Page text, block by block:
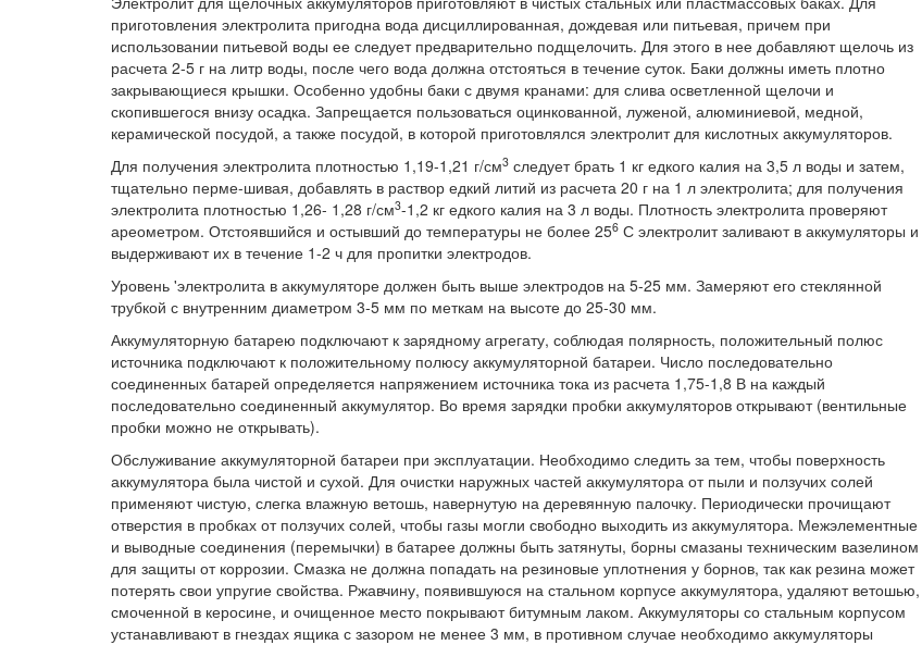
приготовления электролита пригодна вода дисциллированная, дождевая или питьевая, причем при
использовании питьевой воды ее следует предварительно подщелочить. Для этого в нее добавляют щелочь из
расчета 2-5 г на литр воды, после чего вода должна отстояться в течение суток. Баки должны иметь плотно
закрывающиеся крышки. Особенно удобны баки с двумя кранами: для слива осветленной щелочи и
скопившегося внизу осадка. Запрещается пользоваться оцинкованной, луженой, алюминиевой, медной,
керамической посудой, а также посудой, в которой приготовлялся электролит для кислотных аккумуляторов.
Для получения электролита плотностью 1,19-1,21 г/см3 следует брать 1 кг едкого калия на 3,5 л воды и затем,
тщательно перме-шивая, добавлять в раствор едкий литий из расчета 20 г на 1 л электролита; для получения
электролита плотностью 1,26- 1,28 г/см3-1,2 кг едкого калия на 3 л воды. Плотность электролита проверяют
ареометром. Отстоявшийся и остывший до температуры не более 256 С электролит заливают в аккумуляторы и
выдерживают их в течение 1-2 ч для пропитки электродов.
Уровень 'электролита в аккумуляторе должен быть выше электродов на 5-25 мм. Замеряют его стеклянной
трубкой с внутренним диаметром 3-5 мм по меткам на высоте до 25-30 мм.
Аккумуляторную батарею подключают к зарядному агрегату, соблюдая полярность, положительный полюс
источника подключают к положительному полюсу аккумуляторной батареи. Число последовательно
соединенных батарей определяется напряжением источника тока из расчета 1,75-1,8 В на каждый
последовательно соединенный аккумулятор. Во время зарядки пробки аккумуляторов открывают (вентильные
пробки можно не открывать).
Обслуживание аккумуляторной батареи при эксплуатации. Необходимо следить за тем, чтобы поверхность
аккумулятора была чистой и сухой. Для очистки наружных частей аккумулятора от пыли и ползучих солей
применяют чистую, слегка влажную ветошь, навернутую на деревянную палочку. Периодически прочищают
отверстия в пробках от ползучих солей, чтобы газы могли свободно выходить из аккумулятора. Межэлементные
и выводные соединения (перемычки) в батарее должны быть затянуты, борны смазаны техническим вазелином
для защиты от коррозии. Смазка не должна попадать на резиновые уплотнения у борнов, так как резина может
потерять свои упругие свойства. Ржавчину, появившуюся на стальном корпусе аккумулятора, удаляют ветошью,
смоченной в керосине, и очищенное место покрывают битумным лаком. Аккумуляторы со стальным корпусом
устанавливают в гнездах ящика с зазором не менее 3 мм, в противном случае необходимо аккумуляторы